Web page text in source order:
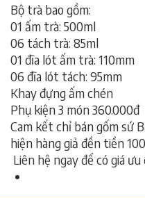
Bộ trà bao gồm:
01 ấm trà: 500ml
06 tách trà: 85ml
01 đĩa lót ấm trà: 110mm
06 đĩa lót tách: 95mm
Khay đựng ấm chén
Phụ kiện 3 món 360.000đ
Cam kết chỉ bán gốm sứ
hiện hàng giả đền tiền
Liên hệ ngay để có giá